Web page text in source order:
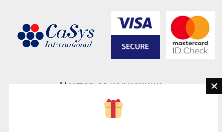
Центар за корисници
076945497; 076945498
contact@loveguru.mk